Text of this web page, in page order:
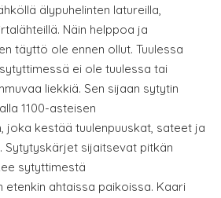
älypuhelinten latureilla,
Näin helppoa ja
täyttö ole ennen ollut. Tuulessa
ei ole tuulessa tai
liekkiä. Sen sijaan sytytin
1100-asteisen
joka kestää tuulenpuuskat, sateet ja
Sytytyskärjet sijaitsevat pitkän
sytyttimestä
ahtaissa paikoissa. Kaari